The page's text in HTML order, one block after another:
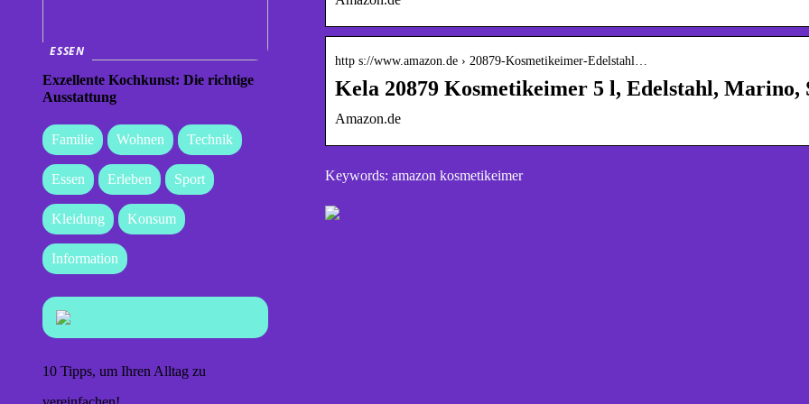
http s://www.amazon.de › 20879-Kosmetikeimer-Edelstahl…
Kela 20879 Kosmetikeimer 5 l, Edelstahl,
Amazon.de
Keywords: amazon kosmetikeimer
ESSEN
Exzellente Kochkunst: Die richtige
Ausstattung
Familie Wohnen Technik
Essen Erleben Sport
Kleidung Konsum
Information
10 Tipps, um Ihren Alltag zu